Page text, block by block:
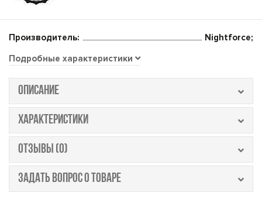
Производитель:
Nightforce;
Подробные характеристики
ОПИСАНИЕ
ХАРАКТЕРИСТИКИ
ОТЗЫВЫ (0)
ЗАДАТЬ ВОПРОС О ТОВАРЕ